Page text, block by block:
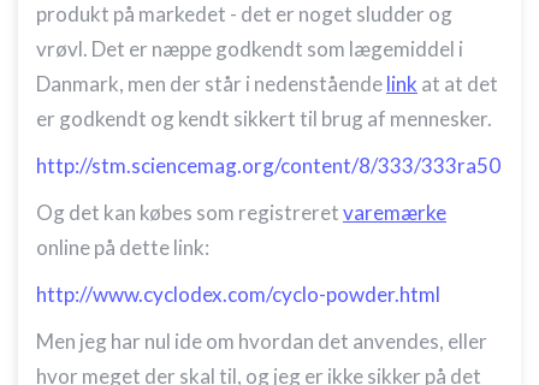
produkt på markedet - det er noget sludder og
vrøvl. Det er næppe godkendt som lægemiddel i
Danmark, men der står i nedenståendelink at at det
er godkendt og kendt sikkert til brug af mennesker.
http://stm.sciencemag.org/content/8/333/333ra50
Og det kan købes som registreretvaremærke
online på dette link:
http://www.cyclodex.com/cyclo-powder.html
Men jeg har nul ide om hvordan det anvendes, eller
hvor meget der skal til, og jeg er ikke sikker på det
Oprette profiler for at tilpasse indhold
Bruge profiler til at vælge tilpasset indhold
Måle annonceringseffektivitet
Måle indholdseffektivitet
Forstå målgrupper gennem statistikker eller
kombinationer af oplysninger fra forskellige
Bruge begrænsede oplysninger til at vælge